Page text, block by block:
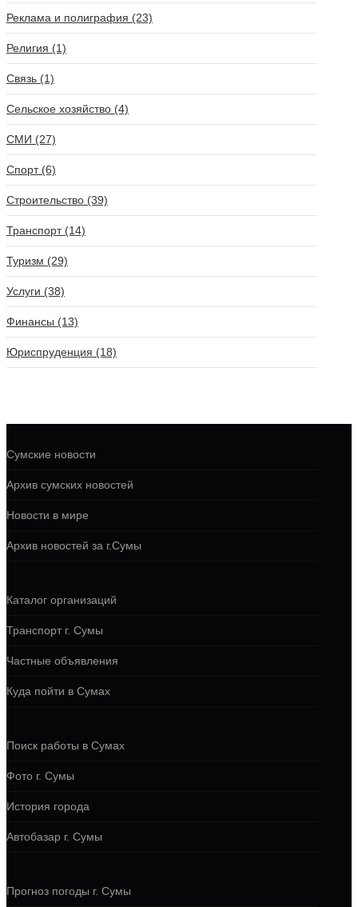
Реклама и полиграфия (23)
Религия (1)
Связь (1)
Сельское хозяйство (4)
СМИ (27)
Спорт (6)
Строительство (39)
Транспорт (14)
Туризм (29)
Услуги (38)
Финансы (13)
Юриспруденция (18)
Сумские новости
Архив сумских новостей
Новости в мире
Архив новостей за г.Сумы
Каталог организаций
Транспорт г. Сумы
Частные объявления
Куда пойти в Сумах
Поиск работы в Сумах
Фото г. Сумы
История города
Автобазар г. Сумы
Прогноз погоды г. Сумы